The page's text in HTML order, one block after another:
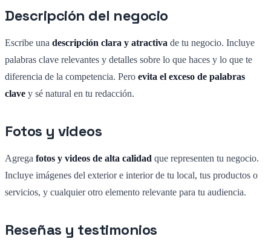
Descripción del negocio
Escribe una descripción clara y atractiva de tu negocio. Incluye
palabras clave relevantes y detalles sobre lo que haces y lo que te
diferencia de la competencia. Pero evita el exceso de palabras
clave y sé natural en tu redacción.
Fotos y videos
Agrega fotos y videos de alta calidad que representen tu negocio.
Incluye imágenes del exterior e interior de tu local, tus productos o
servicios, y cualquier otro elemento relevante para tu audiencia.
Reseñas y testimonios